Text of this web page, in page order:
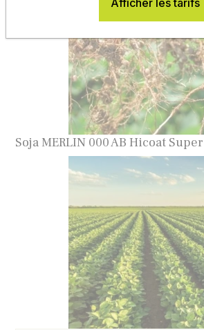
Soja MERLIN 000 AB Hicoat Super